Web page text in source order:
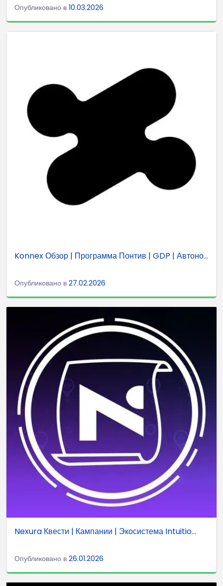
Опубликовано в 10.03.2026
Konnex Обзор | Программа Понтив | GDP | Автоно...
Опубликовано в 27.02.2026
Nexura Квести | Кампании | Экосистема Intuitio...
Опубликовано в 26.01.2026